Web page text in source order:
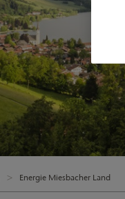
Energie Miesbacher Land